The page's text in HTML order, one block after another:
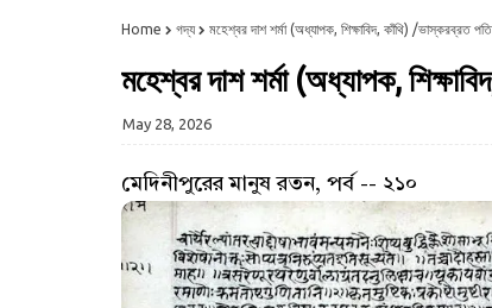
Home গদ্য মহেশ্বর দাশ শর্মা (অধ্যাপক, শিক্ষাবিদ, কাঁথি) /ভাস্করব্রত পতি
মহেশ্বর দাশ শর্মা (অধ্যাপক,
May 28, 2026
মেদিনীপুরের মানুষ রতন, পর্ব -- ২১০